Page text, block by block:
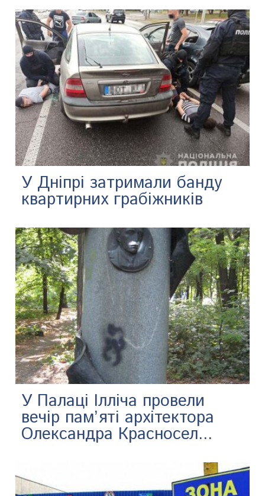
У Дніпрі затримали банду
квартирних грабіжників
У Палаці Ілліча провели
вечір пам’яті архітектора
Олександра Красносел...